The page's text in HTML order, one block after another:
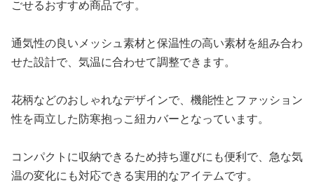
ごせるおすすめ商品です。
通気性の良いメッシュ素材と保温性の高い素材を組み合わ
せた設計で、気温に合わせて調整できます。
花柄などのおしゃれなデザインで、機能性とファッション
性を両立した防寒抱っこ紐カバーとなっています。
コンパクトに収納できるため持ち運びにも便利で、急な気
温の変化にも対応できる実用的なアイテムです。